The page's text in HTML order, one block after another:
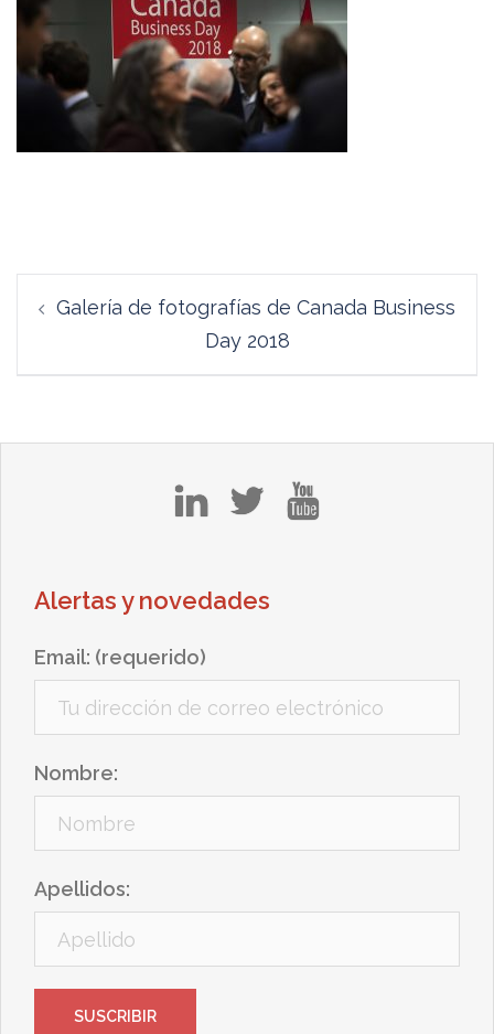
de Galería de fotografías de Canada Business
Day 2018
Alertas y novedades
Email: (requerido)
Nombre:
Apellidos: